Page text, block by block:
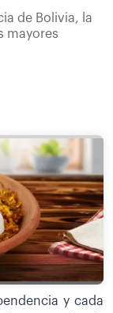
de Bolivia, la
mayores
y cada